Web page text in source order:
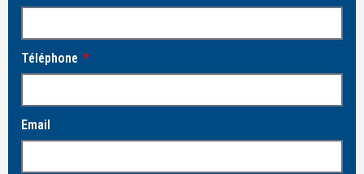
Téléphone
Email